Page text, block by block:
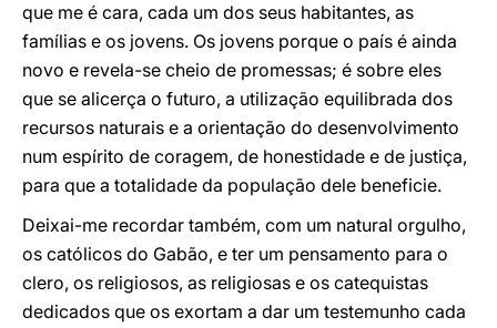
que me é cara, cada um dos seus habitantes, as
famílias e os jovens. Os jovens porque o país é ainda
novo e revela-se cheio de promessas; é sobre eles
que se alicerça o futuro, a utilização equilibrada dos
recursos naturais e a orientação do desenvolvimento
num espírito de coragem, de honestidade e de justiça,
para que a totalidade da população dele beneficie.
Deixai-me recordar também, com um natural orgulho,
os católicos do Gabão, e ter um pensamento para o
clero, os religiosos, as religiosas e os catequistas
dedicados que os exortam a dar um testemunho cada